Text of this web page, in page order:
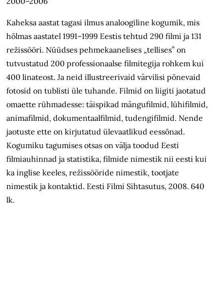
Kaheksa aastat tagasi ilmus analoogiline kogumik, mis
hõlmas aastatel 1991–1999 Eestis tehtud 290 filmi ja 131
režissööri. Nüüdses pehmekaanelises „tellises” on
tutvustatud 200 professionaalse filmitegija rohkem kui
400 linateost. Ja neid illustreerivaid värvilisi põnevaid
fotosid on tublisti üle tuhande. Filmid on liigiti jaotatud
omaette rühmadesse: täispikad mängufilmid, lühifilmid,
animafilmid, dokumentaalfilmid, tudengifilmid. Nende
jaotuste ette on kirjutatud ülevaatlikud eessõnad.
Kogumiku tagumises otsas on välja toodud Eesti
filmiauhinnad ja statistika, filmide nimestik nii eesti kui
ka inglise keeles, režissööride nimestik, tootjate
nimestik ja kontaktid. Eesti Filmi Sihtasutus, 2008. 640
lk.